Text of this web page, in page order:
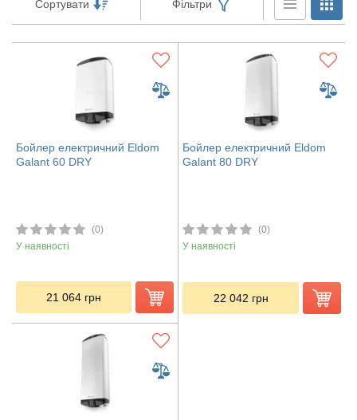
Сортувати Фільтри
Бойлер електричний Eldom
Galant 60 DRY
(0)
У наявності
21 064 грн
Бойлер електричний Eldom
Galant 80 DRY
(0)
У наявності
22 042 грн